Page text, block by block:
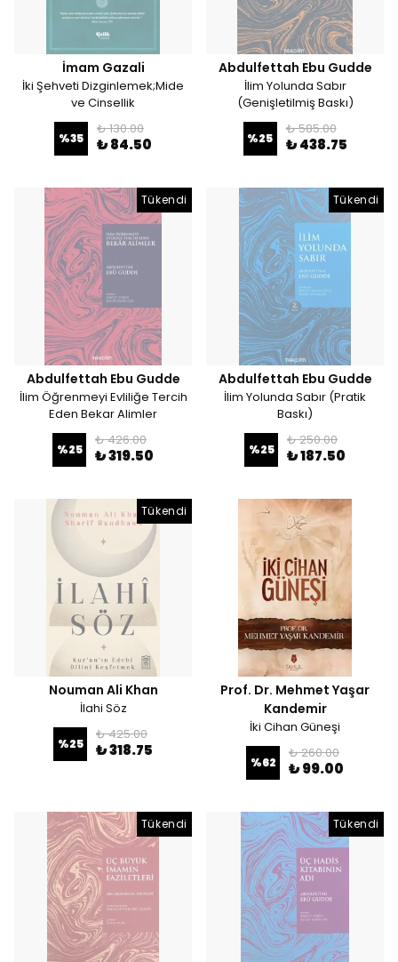
İmam Gazali
İki Şehveti Dizginlemek;Mide
ve Cinsellik
%35
₺ 130.00
₺ 84.50
Abdulfettah Ebu Gudde
İlim Yolunda Sabır
(Genişletilmiş Baskı)
%25
₺ 585.00
₺ 438.75
Tükendi
Abdulfettah Ebu Gudde
İlim Öğrenmeyi Evliliğe Tercih
Eden Bekar Alimler
%25
₺ 426.00
₺ 319.50
Tükendi
Abdulfettah Ebu Gudde
İlim Yolunda Sabır (Pratik
Baskı)
%25
₺ 250.00
₺ 187.50
Tükendi
Nouman Ali Khan
İlahi Söz
%25
₺ 425.00
₺ 318.75
Prof. Dr. Mehmet Yaşar
Kandemir
İki Cihan Güneşi
%62
₺ 260.00
₺ 99.00
Tükendi Tükendi